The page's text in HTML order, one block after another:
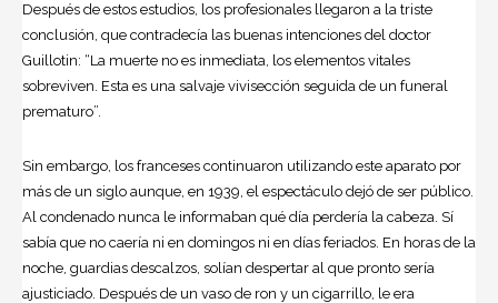
Después de estos estudios, los profesionales llegaron a la triste
conclusión, que contradecía las buenas intenciones del doctor
Guillotin: “La muerte no es inmediata, los elementos vitales
sobreviven. Esta es una salvaje vivisección seguida de un funeral
prematuro”.
Sin embargo, los franceses continuaron utilizando este aparato por
más de un siglo aunque, en 1939, el espectáculo dejó de ser público.
Al condenado nunca le informaban qué día perdería la cabeza. Sí
sabía que no caería ni en domingos ni en días feriados. En horas de la
noche, guardias descalzos, solían despertar al que pronto sería
ajusticiado. Después de un vaso de ron y un cigarrillo, le era